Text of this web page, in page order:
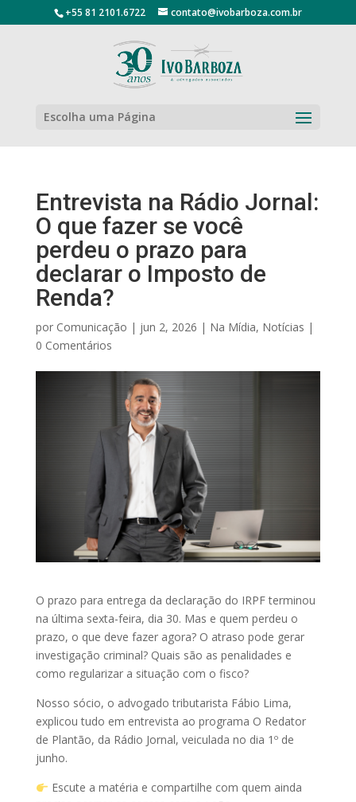
+55 81 2101.6722 contato@ivobarboza.com.br
Escolha uma Página
Entrevista na Rádio Jornal:
O que fazer se você
perdeu o prazo para
declarar o Imposto de
Renda?
por Comunicação | jun 2, 2026 | Na Mídia, Notícias |
0 Comentários
O prazo para entrega da declaração do IRPF terminou
na última sexta-feira, dia 30. Mas e quem perdeu o
prazo, o que deve fazer agora? O atraso pode gerar
investigação criminal? Quais são as penalidades e
como regularizar a situação com o fisco?
Nosso sócio, o advogado tributarista Fábio Lima,
explicou tudo em entrevista ao programa O Redator
de Plantão, da Rádio Jornal, veiculada no dia 1º de
junho.
Escute a matéria e compartilhe com quem ainda